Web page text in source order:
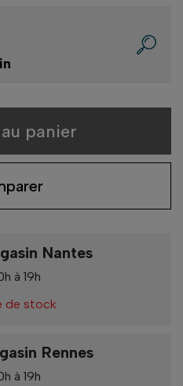
panier
Nantes
à 19h
de stock
Rennes
à 19h